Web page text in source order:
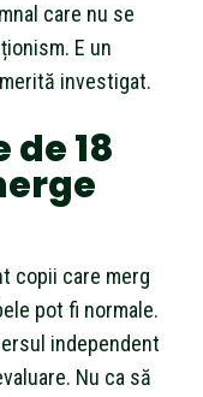
care nu se
E un
investigat.
18
copii care merg
pot fi normale.
independent
Nu ca să